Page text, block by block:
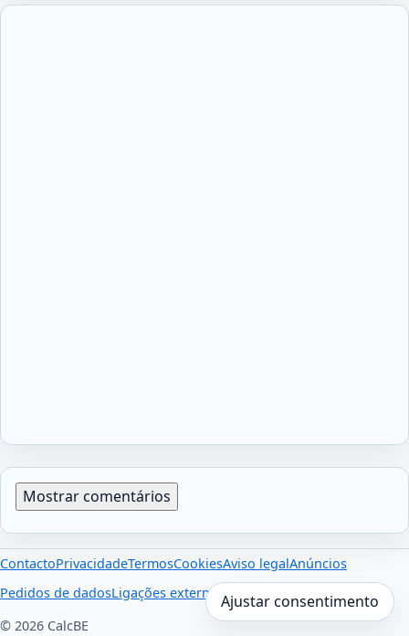
Mostrar comentários
ContactoPrivacidadeTermosCookiesAviso legalAnúncios
Pedidos de dadosLigações externas
© 2026 CalcBE
Ajustar consentimento